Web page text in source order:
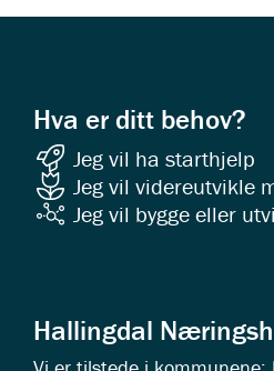
Hva er ditt behov?
Jeg vil ha starthjelp
Jeg vil videreutvikle
Jeg vil bygge eller
Hallingdal